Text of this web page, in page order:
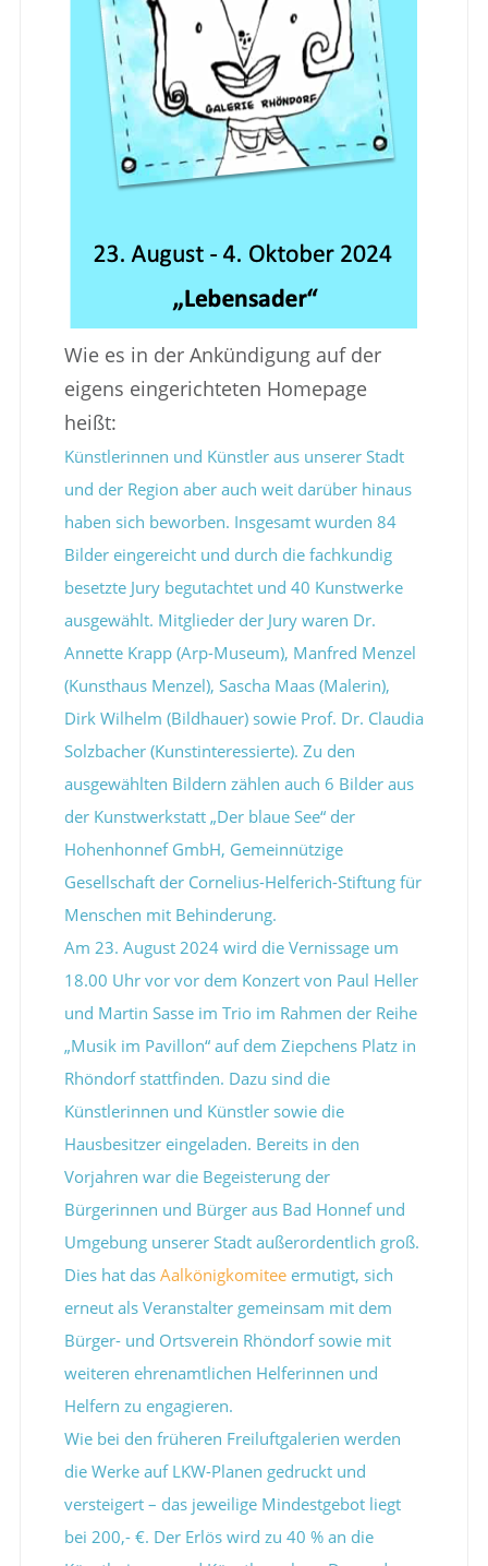
Wie es in der Ankündigung auf der
eigens eingerichteten Homepage
heißt:
Künstlerinnen und Künstler aus unserer Stadt
und der Region aber auch weit darüber hinaus
haben sich beworben. Insgesamt wurden 84
Bilder eingereicht und durch die fachkundig
besetzte Jury begutachtet und 40 Kunstwerke
ausgewählt. Mitglieder der Jury waren Dr.
Annette Krapp (Arp-Museum), Manfred Menzel
(Kunsthaus Menzel), Sascha Maas (Malerin),
Dirk Wilhelm (Bildhauer) sowie Prof. Dr. Claudia
Solzbacher (Kunstinteressierte). Zu den
ausgewählten Bildern zählen auch 6 Bilder aus
der Kunstwerkstatt „Der blaue See“ der
Hohenhonnef GmbH, Gemeinnützige
Gesellschaft der Cornelius-Helferich-Stiftung für
Menschen mit Behinderung.
Am 23. August 2024 wird die Vernissage um
18.00 Uhr vor vor dem Konzert von Paul Heller
und Martin Sasse im Trio im Rahmen der Reihe
„Musik im Pavillon“ auf dem Ziepchens Platz in
Rhöndorf stattfinden. Dazu sind die
Künstlerinnen und Künstler sowie die
Hausbesitzer eingeladen. Bereits in den
Vorjahren war die Begeisterung der
Bürgerinnen und Bürger aus Bad Honnef und
Umgebung unserer Stadt außerordentlich groß.
Dies hat das Aalkönigkomitee ermutigt, sich
erneut als Veranstalter gemeinsam mit dem
Bürger- und Ortsverein Rhöndorf sowie mit
weiteren ehrenamtlichen Helferinnen und
Helfern zu engagieren.
Wie bei den früheren Freiluftgalerien werden
die Werke auf LKW-Planen gedruckt und
versteigert – das jeweilige Mindestgebot liegt
bei 200,- €. Der Erlös wird zu 40 % an die